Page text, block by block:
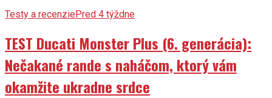
Testy a recenziePred 4 týždne
TEST Ducati Monster Plus (6. generácia):
Nečakané rande s naháčom, ktorý vám
okamžite ukradne srdce